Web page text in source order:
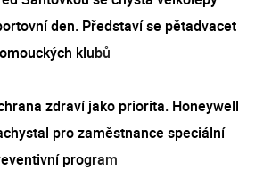
den. Představí se pětadvacet
klubů
zdraví jako priorita. Honeywell
pro zaměstnance speciální
program